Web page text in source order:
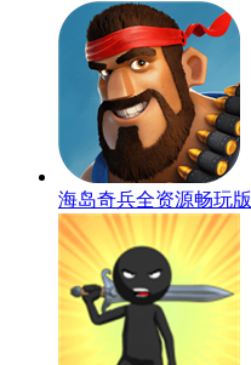
海岛奇兵全资源畅玩